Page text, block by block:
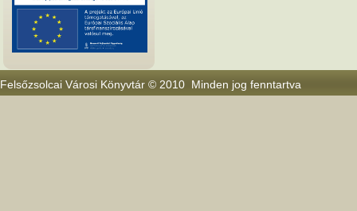
Felsőzsolcai Városi Könyvtár © 2010 Minden jog fenntartva